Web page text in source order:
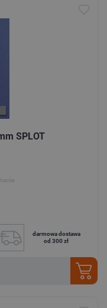
SPLOT
darmowa dostawa
od 300 zł